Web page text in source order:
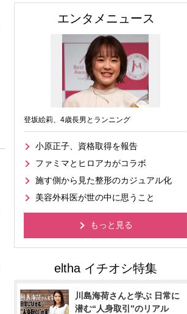
エンタメニュース
登坂絵莉、4歳長男とランニング
小原正子、資格取得を報告
ファミマとヒロアカがコラボ
施す側から見た整形のカジュアル化
美容外科医が世の中に思うこと
もっと見る
川島海荷さんと学ぶ 日常に
潜む“人身取引”のリアル